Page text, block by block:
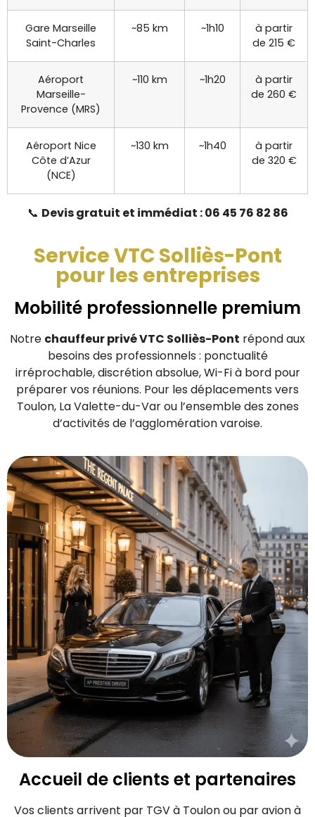
Gare Marseille
Saint-Charles
~85 km ~1h10
à partir
de 215 €
Aéroport
Marseille-
Provence (MRS)
~110 km ~1h20
à partir
de 260 €
Aéroport Nice
Côte d’Azur
(NCE)
~130 km ~1h40
à partir
de 320 €
📞 Devis gratuit et immédiat : 06 45 76 82 86
Service VTC Solliès-Pont
pour les entreprises
Mobilité professionnelle premium
Notre chauffeur privé VTC Solliès-Pont répond aux
besoins des professionnels : ponctualité
irréprochable, discrétion absolue, Wi-Fi à bord pour
préparer vos réunions. Pour les déplacements vers
Toulon, La Valette-du-Var ou l’ensemble des zones
d’activités de l’agglomération varoise.
Accueil de clients et partenaires
Vos clients arrivent par TGV à Toulon ou par avion à